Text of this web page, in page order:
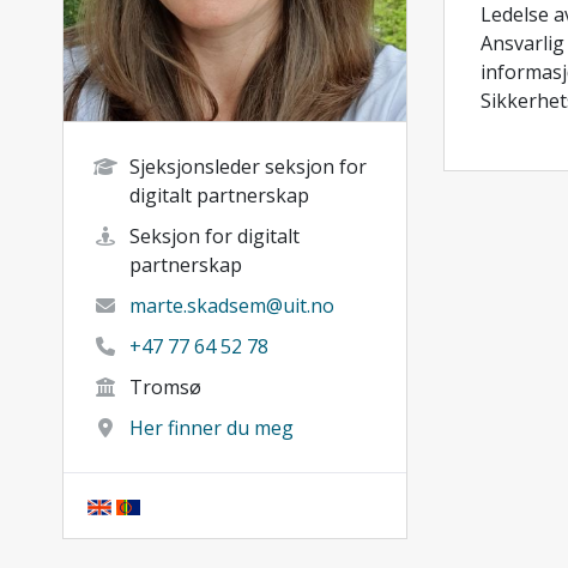
Sjeksjonsleder seksjon for
digitalt partnerskap
Seksjon for digitalt
partnerskap
marte.skadsem@uit.no
+47 77 64 52 78
Tromsø
Her finner du meg
Ledelse